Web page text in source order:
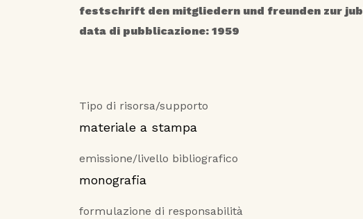
festschrift den mitgliedern und freunden zur
data di pubblicazione: 1959
Tipo di risorsa/supporto
materiale a stampa
emissione/livello bibliografico
monografia
formulazione di responsabilità